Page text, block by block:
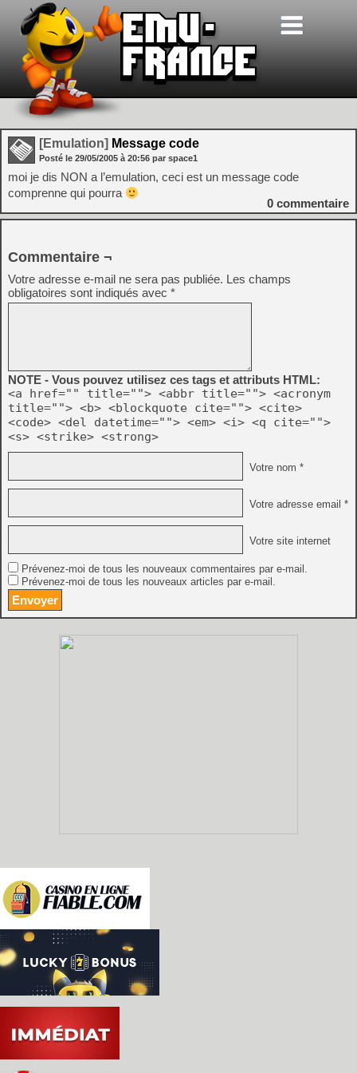
[Emulation] Message code
Posté le 29/05/2005 à 20:56 par space1
moi je dis NON a l’emulation, ceci est un message code
comprenne qui pourra
0 commentaire
Commentaire ¬
Votre adresse e-mail ne sera pas publiée. Les champs
obligatoires sont indiqués avec *
NOTE - Vous pouvez utilisez ces tags et attributs HTML:
<a href="" title=""> <abbr title=""> <acronym
title=""> <b> <blockquote cite=""> <cite>
<code> <del datetime=""> <em> <i> <q cite="">
<s> <strike> <strong>
Votre nom *
Votre adresse email *
Votre site internet
Prévenez-moi de tous les nouveaux commentaires par e-mail.
Prévenez-moi de tous les nouveaux articles par e-mail.